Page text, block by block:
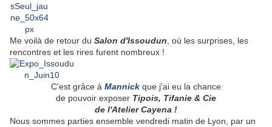
Me voilà de retour du Salon d'Issoudun , où les surprises, les
rencontres et les rires furent nombreux !
C'est grâce à Mannick que j'ai eu la chance
de pouvoir exposer Tipois, Tifanie & Cie
de l'Atelier Cayena !
Nous sommes parties ensemble vendredi matin de Lyon, par un